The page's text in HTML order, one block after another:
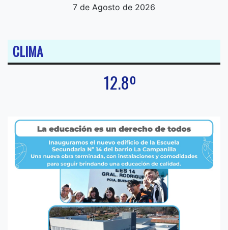
7 de Agosto de 2026
CLIMA
12.8º